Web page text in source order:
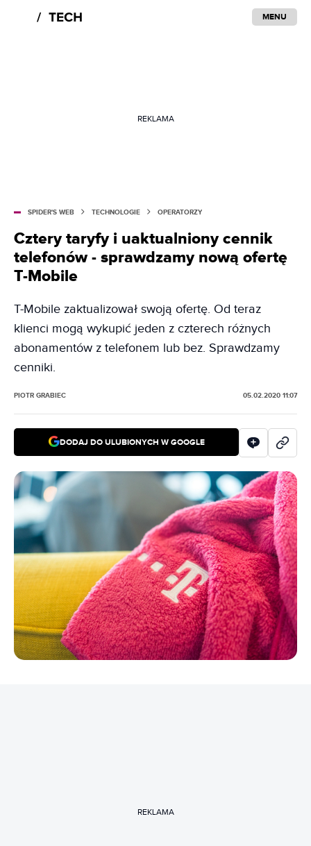
MENU
REKLAMA
SPIDER'S WEB TECHNOLOGIE OPERATORZY
Cztery taryfy i uaktualniony cennik
telefonów - sprawdzamy nową ofertę
T-Mobile
T-Mobile zaktualizował swoją ofertę. Od teraz
klienci mogą wykupić jeden z czterech różnych
abonamentów z telefonem lub bez. Sprawdzamy
cenniki.
PIOTR GRABIEC 05.02.2020 11:07
DODAJ DO ULUBIONYCH W GOOGLE
REKLAMA